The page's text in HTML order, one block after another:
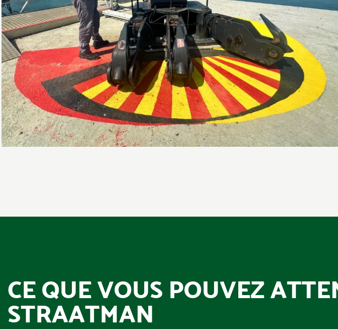
CE QUE VOUS POUVEZ
STRAATMAN